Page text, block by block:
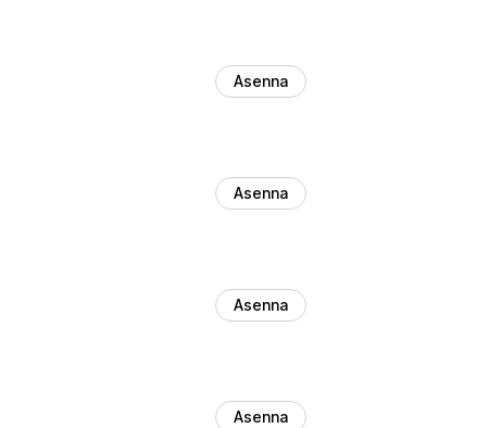
Asenna
Asenna
Asenna
Asenna